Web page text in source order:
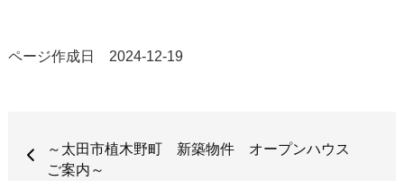
ページ作成日 2024-12-19
～太田市植木野町 新築物件 オープンハウス
ご案内～